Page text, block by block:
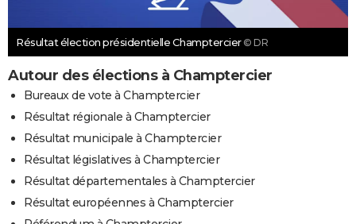
Résultat élection présidentielle Champtercier © DR
Autour des élections à Champtercier
Bureaux de vote à Champtercier
Résultat régionale à Champtercier
Résultat municipale à Champtercier
Résultat législatives à Champtercier
Résultat départementales à Champtercier
Résultat européennes à Champtercier